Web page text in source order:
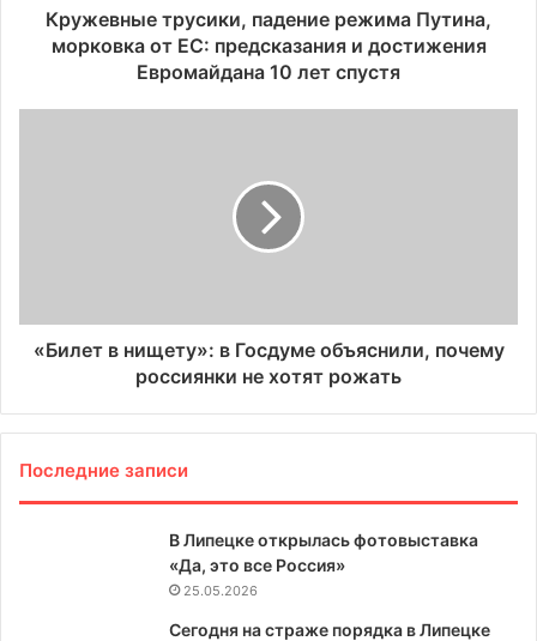
Кружевные трусики, падение режима Путина,
морковка от ЕС: предсказания и достижения
Евромайдана 10 лет спустя
«Билет в нищету»: в Госдуме объяснили, почему
россиянки не хотят рожать
Последние записи
В Липецке открылась фотовыставка
«Да, это все Россия»
25.05.2026
Сегодня на страже порядка в Липецке